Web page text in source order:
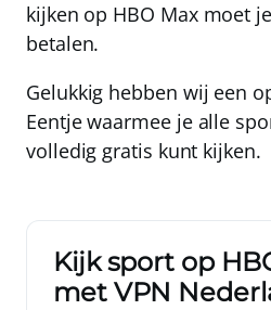
kijken op HBO Max moet
betalen.
Gelukkig hebben wij een
Eentje waarmee je alle
volledig gratis kunt kijken.
Kijk sport op
met VPN